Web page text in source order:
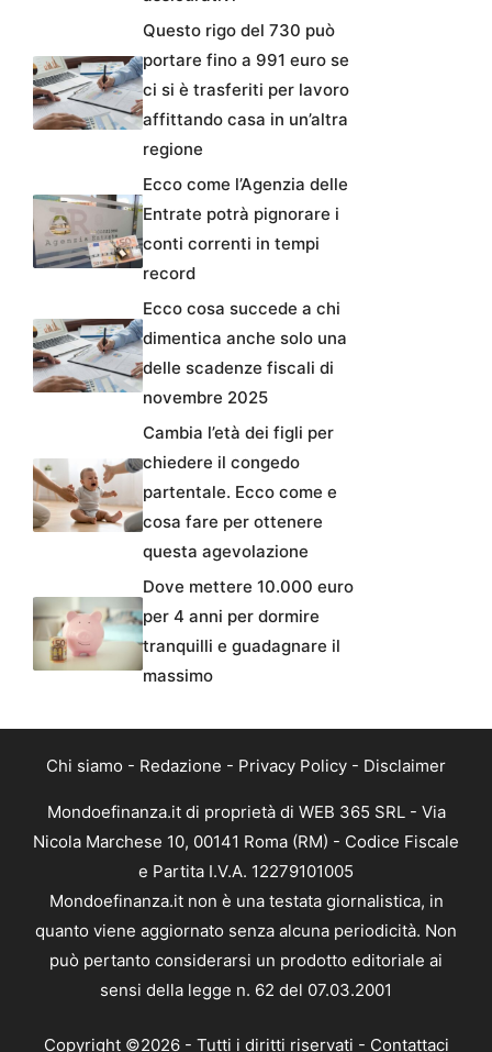
Questo rigo del 730 può
portare fino a 991 euro se
ci si è trasferiti per lavoro
affittando casa in un’altra
regione
Ecco come l’Agenzia delle
Entrate potrà pignorare i
conti correnti in tempi
record
Ecco cosa succede a chi
dimentica anche solo una
delle scadenze fiscali di
novembre 2025
Cambia l’età dei figli per
chiedere il congedo
partentale. Ecco come e
cosa fare per ottenere
questa agevolazione
Dove mettere 10.000 euro
per 4 anni per dormire
tranquilli e guadagnare il
massimo
Chi siamo - Redazione - Privacy Policy - Disclaimer
Mondoefinanza.it di proprietà di WEB 365 SRL - Via
Nicola Marchese 10, 00141 Roma (RM) - Codice Fiscale
e Partita I.V.A. 12279101005
Mondoefinanza.it non è una testata giornalistica, in
quanto viene aggiornato senza alcuna periodicità. Non
può pertanto considerarsi un prodotto editoriale ai
sensi della legge n. 62 del 07.03.2001
Copyright ©2026 - Tutti i diritti riservati - Contattaci